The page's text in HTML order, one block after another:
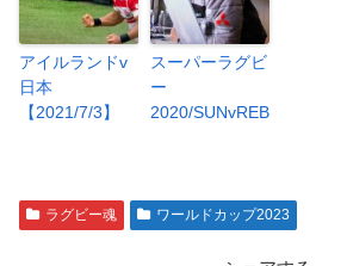
アイルランドv
日本
【2021/7/3】
スーパーラグビ
ー
2020/SUNvREB
ラグビー魂 ワールドカップ2023